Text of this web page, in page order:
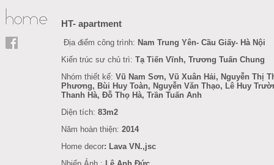
HT- apartment
Địa điểm công trình: Nam Trung Yên- Cầu Giấy- Hà Nội
Kiến trúc sư chủ trì: Tạ Tiến Vĩnh, Trương Tuấn Chung
Nhóm thiết kế: Vũ Nam Sơn, Vũ Xuân Hải, Nguyễn Thị
Phương, Bùi Huy Toàn, Nguyễn Văn Thạo, Lê Huy
Thanh Hà, Đỗ Thọ Hà, Trần Tuấn Anh
Diện tích: 83m2
Năm hoàn thiện: 2014
Home decor: Lava VN.,jsc